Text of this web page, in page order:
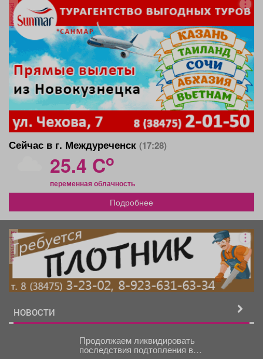
реклама
Сейчас в г. Междуреченск (17:28)
25.4 Co
переменная облачность
Подробнее
реклама
НОВОСТИ
Продолжаем ликвидировать
последствия подтопления в